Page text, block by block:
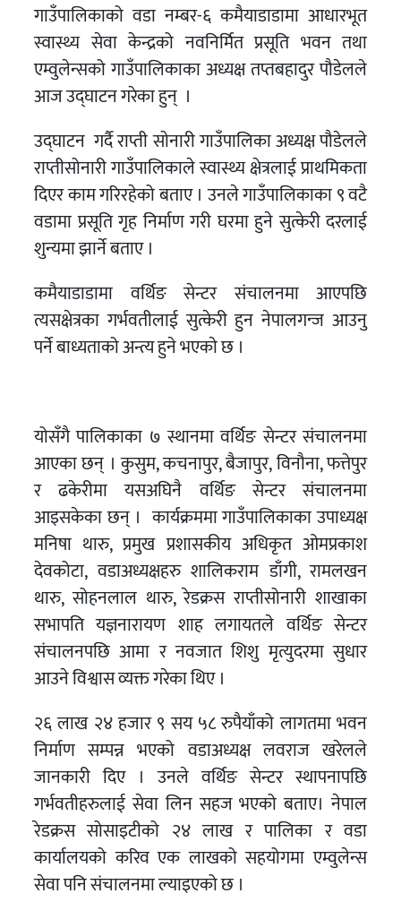
गाउँपालिकाको वडा नम्बर-६ कमैयाडाडामा आधारभूत
स्वास्थ्य सेवा केन्द्रको नवनिर्मित प्रसूति भवन तथा
एम्वुलेन्सको गाउँपालिकाका अध्यक्ष तप्तबहादुर पौडेलले
आज उद्घाटन गरेका हुन् ।
उद्घाटन गर्दै राप्ती साेनारी गाउँपालिका अध्यक्ष पौडेलले
राप्तीसोनारी गाउँपालिकाले स्वास्थ्य क्षेत्रलाई प्राथमिकता
दिएर काम गरिरहेको बताए । उनले गाउँपालिकाका ९ वटै
वडामा प्रसूति गृह निर्माण गरी घरमा हुने सुत्केरी दरलाई
शुन्यमा झार्ने बताए ।
कमैयाडाडामा वर्थिङ सेन्टर संचालनमा आएपछि
त्यसक्षेत्रका गर्भवतीलाई सुत्केरी हुन नेपालगन्ज आउनु
पर्ने बाध्यताको अन्त्य हुने भएकाे छ ।
योसँगै पालिकाका ७ स्थानमा वर्थिङ सेन्टर संचालनमा
आएका छन् । कुसुम, कचनापुर, बैजापुर, विनौना, फत्तेपुर
र ढकेरीमा यसअघिनै वर्थिङ सेन्टर संचालनमा
आइसकेका छन् । कार्यक्रममा गाउँपालिकाका उपाध्यक्ष
मनिषा थारु, प्रमुख प्रशासकीय अधिकृत ओमप्रकाश
देवकोटा, वडाअध्यक्षहरु शालिकराम डाँगी, रामलखन
थारु, सोहनलाल थारु, रेडक्रस राप्तीसोनारी शाखाका
सभापति यज्ञनारायण शाह लगायतले वर्थिङ सेन्टर
संचालनपछि आमा र नवजात शिशु मृत्युदरमा सुधार
आउने विश्वास व्यक्त गरेका थिए ।
२६ लाख २४ हजार ९ सय ५८ रुपैयाँको लागतमा भवन
निर्माण सम्पन्न भएको वडाअध्यक्ष लवराज खरेलले
जानकारी दिए । उनले वर्थिङ सेन्टर स्थापनापछि
गर्भवतीहरुलाई सेवा लिन सहज भएको बताए। नेपाल
रेडक्रस सोसाइटीको २४ लाख र पालिका र वडा
कार्यालयको करिव एक लाखको सहयोगमा एम्वुलेन्स
सेवा पनि संचालनमा ल्याइएको छ ।